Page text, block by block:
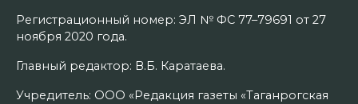
Регистрационный номер: ЭЛ № ФС 77–79691 от 27
ноября 2020 года.
Главный редактор: В.Б. Каратаева.
Учредитель: ООО «Редакция газеты «Таганрогская